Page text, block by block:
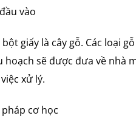
vào
giấy là cây gỗ. Các loại
hoạch sẽ được đưa về nhà
xử lý.
cơ học